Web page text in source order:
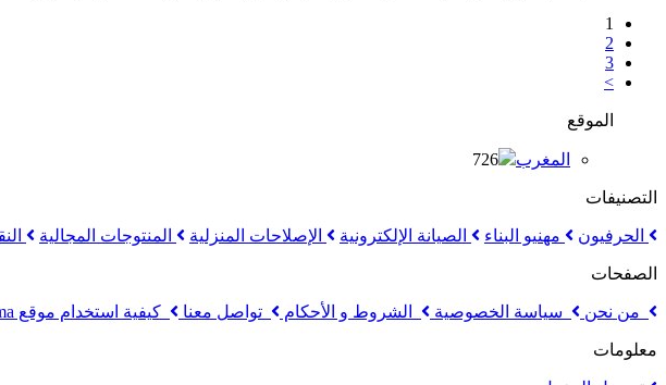
1
2
3
>
الموقع
المغرب 726
التصنيفات
الحرفيون مهنيو البناء الصيانة الإلكترونية الإصلاحات المنزلية المنتوجات المجالية
الصفحات
من نحن سياسة الخصوصية الشروط و الأحكام تواصل معنا كيفية استخدام موقع Bricoll.ma
معلومات